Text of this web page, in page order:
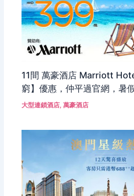
11間 萬豪酒店 Marriott
窮】優惠，仲平過官網，暑
大型連鎖酒店,萬豪酒店